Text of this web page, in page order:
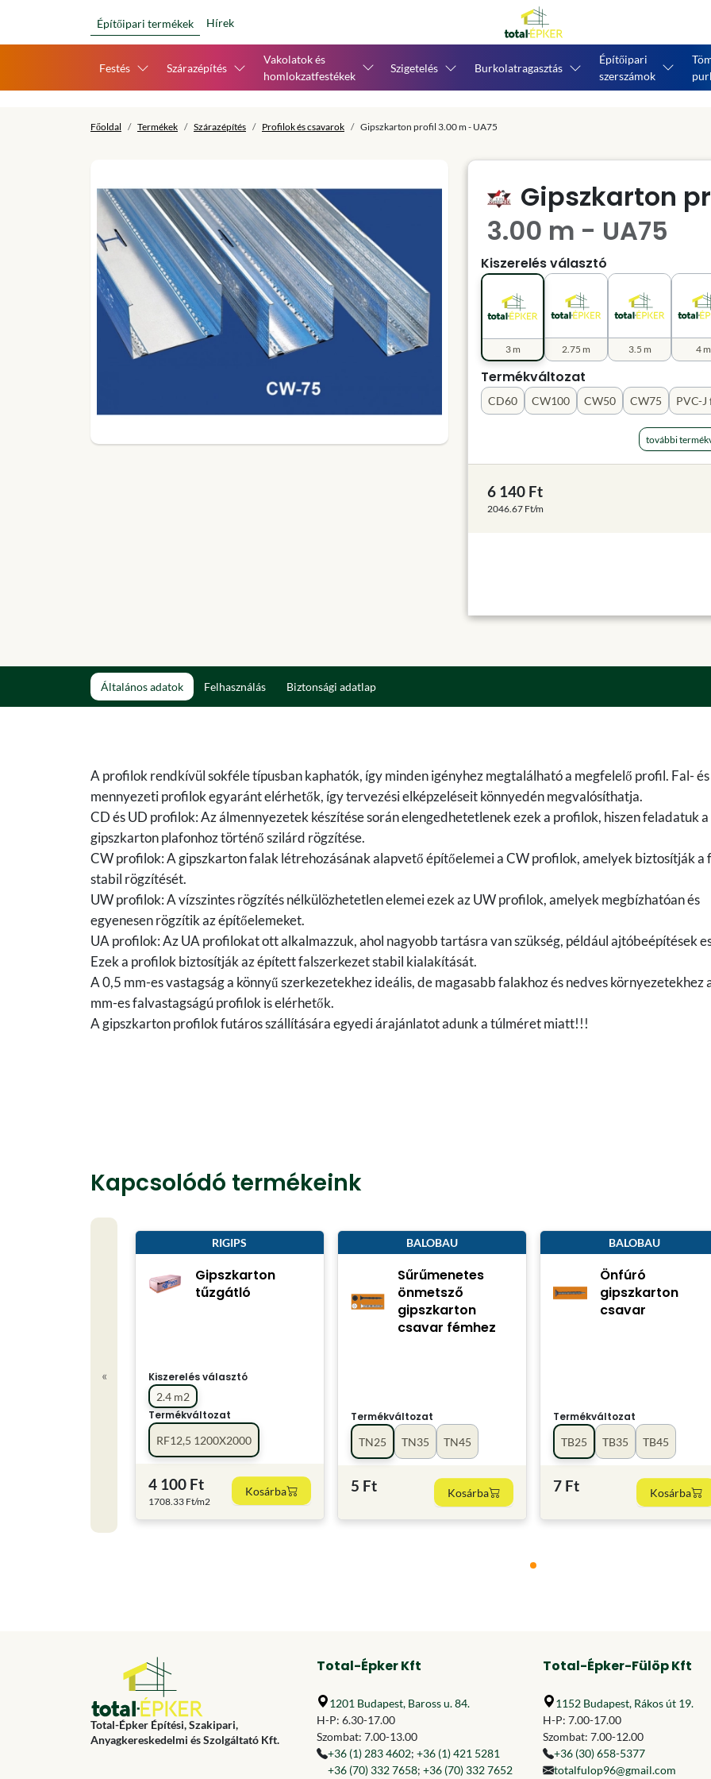
Építőipari termékek Hírek
Festés Szárazépítés
Vakolatok és
homlokzatfestékek
Szigetelés Burkolatragasztás
Építőipari
szerszámok
Főoldal Termékek Szárazépítés Profilok és csavarok Gipszkarton profil 3.00 m - UA75
Gipszkarton
3.00 m - UA75
Kiszerelés választó
2.75 m
3 m 3.5 m 4 m
Termékváltozat
CD60 CW100 CW50 CW75 PVC-J
további
6 140 Ft
2046.67 Ft/m
Általános adatok Felhasználás Biztonsági adatlap
A profilok rendkívül sokféle típusban kaphatók, így minden igényhez megtalálható a megfelelő profil. Fal- és
mennyezeti profilok egyaránt elérhetők, így tervezési elképzeléseit könnyedén megvalósíthatja.
CD és UD profilok: Az álmennyezetek készítése során elengedhetetlenek ezek a profilok, hiszen feladatuk a
gipszkarton plafonhoz történő szilárd rögzítése.
CW profilok: A gipszkarton falak létrehozásának alapvető építőelemei a CW profilok, amelyek biztosítják a
stabil rögzítését.
UW profilok: A vízszintes rögzítés nélkülözhetetlen elemei ezek az UW profilok, amelyek megbízhatóan és
egyenesen rögzítik az építőelemeket.
UA profilok: Az UA profilokat ott alkalmazzuk, ahol nagyobb tartásra van szükség, például ajtóbeépítések
Ezek a profilok biztosítják az épített falszerkezet stabil kialakítását.
A 0,5 mm-es vastagság a könnyű szerkezetekhez ideális, de magasabb falakhoz és nedves környezetekhez
mm-es falvastagságú profilok is elérhetők.
A gipszkarton profilok futáros szállítására egyedi árajánlatot adunk a túlméret miatt!!!
Kapcsolódó termékeink
«
RIGIPS
Gipszkarton
tűzgátló
Kiszerelés választó
2.4 m2
Termékváltozat
RF12,5 1200X2000
4 100 Ft
1708.33 Ft/m2
Kosárba
BALOBAU
Sűrűmenetes
önmetsző
gipszkarton
csavar fémhez
Termékváltozat
TN25
TN35 TN45
5 Ft Kosárba
BALOBAU
Önfúró
gipszkarton
csavar
Termékváltozat
TB25
TB35 TB45
7 Ft Kosárba
Total-Épker Építési, Szakipari,
Anyagkereskedelmi és Szolgáltató Kft.
Total-Épker Kft
1201 Budapest, Baross u. 84.
H-P: 6.30-17.00
Szombat: 7.00-13.00
+36 (1) 283 4602; +36 (1) 421 5281
+36 (70) 332 7658; +36 (70) 332 7652
Total-Épker-Fülöp Kft
1152 Budapest, Rákos út 19.
H-P: 7.00-17.00
Szombat: 7.00-12.00
+36 (30) 658-5377
totalfulop96@gmail.com